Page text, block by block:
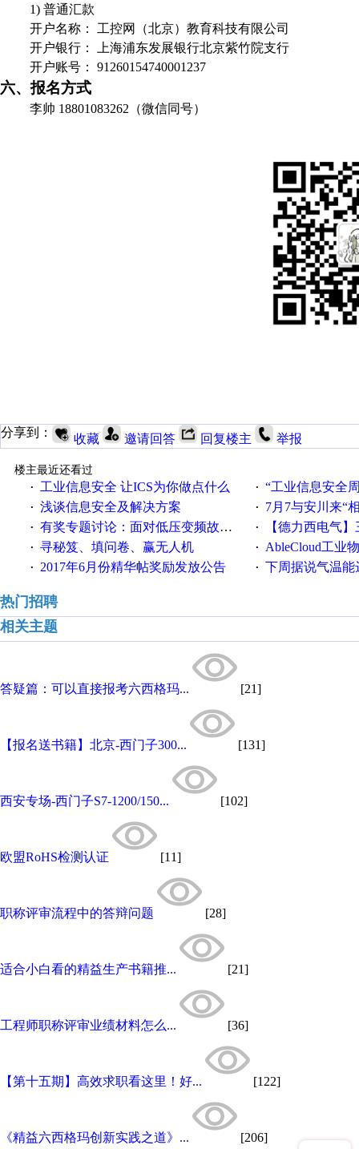
1) 普通汇款
开户名称：
工控网（北京）教育科技有限公司
开户银行：
上海浦东发展银行北京紫竹院支行
开户账号：
91260154740001237
六、报名方式
李帅 18801083262 （微信同号）
分享到： 收藏 邀请回答 回复楼主 举报
楼主最近还看过
·
工业信息安全 让ICS为你做点什么 · “工业信息安全周之我见”
· 浅谈信息安全及解决方案 · 7月7与安川来“
· 有奖专题讨论：面对低压变频故障，老手是这样解决的！ · 【德力西电气】三
· 寻秘笈、填问卷、赢无人机 · AbleCloud工业物联
· 2017年6月份精华帖奖励发放公告 · 下周据说气温能
热门招聘
相关主题
答疑篇：可以直接报考六西格玛... [21]
【报名送书籍】北京-西门子300... [131]
西安专场-西门子S7-1200/150... [102]
欧盟RoHS检测认证 [11]
职称评审流程中的答辩问题 [28]
适合小白看的精益生产书籍推... [21]
工程师职称评审业绩材料怎么... [36]
【第十五期】高效求职看这里！好... [122]
《精益六西格玛创新实践之道》... [206]